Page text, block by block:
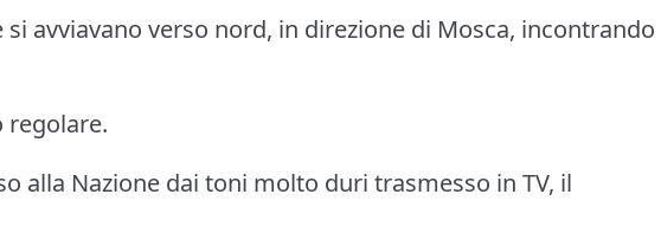
avviavano verso nord, in direzione di Mosca, incontrando
regolare.
alla Nazione dai toni molto duri trasmesso in TV, il